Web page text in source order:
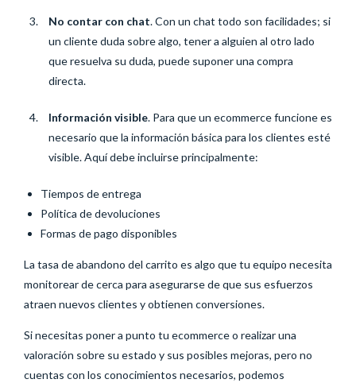
No contar con chat. Con un chat todo son facilidades; si
un cliente duda sobre algo, tener a alguien al otro lado
que resuelva su duda, puede suponer una compra
directa.
Información visible. Para que un ecommerce funcione es
necesario que la información básica para los clientes esté
visible. Aquí debe incluirse principalmente:
Tiempos de entrega
Política de devoluciones
Formas de pago disponibles
La tasa de abandono del carrito es algo que tu equipo necesita
monitorear de cerca para asegurarse de que sus esfuerzos
atraen nuevos clientes y obtienen conversiones.
Si necesitas poner a punto tu ecommerce o realizar una
valoración sobre su estado y sus posibles mejoras, pero no
cuentas con los conocimientos necesarios, podemos